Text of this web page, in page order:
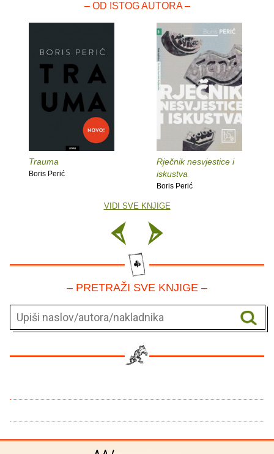
– OD ISTOG AUTORA –
Trauma
Boris Perić
Rječnik nesvjestice i
iskustva
Boris Perić
VIDI SVE KNJIGE
– PRETRAŽI SVE KNJIGE –